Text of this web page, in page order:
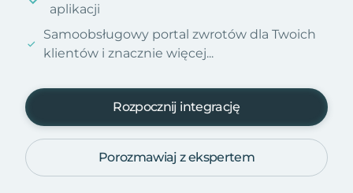
aplikacji
Samoobsługowy portal zwrotów dla Twoich
klientów i znacznie więcej...
Rozpocznij integrację
Porozmawiaj z ekspertem